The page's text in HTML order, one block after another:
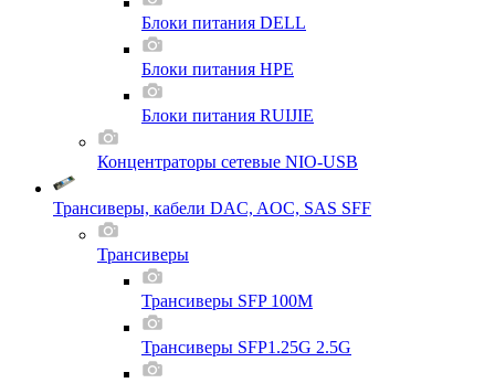
Блоки питания DELL
Блоки питания HPE
Блоки питания RUIJIE
Концентраторы сетевые NIO-USB
Трансиверы, кабели DAC, AOC, SAS SFF
Трансиверы
Трансиверы SFP 100M
Трансиверы SFP1.25G 2.5G